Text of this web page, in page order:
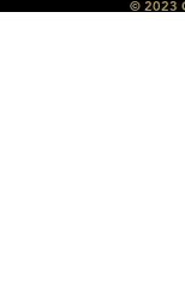
​© 2023